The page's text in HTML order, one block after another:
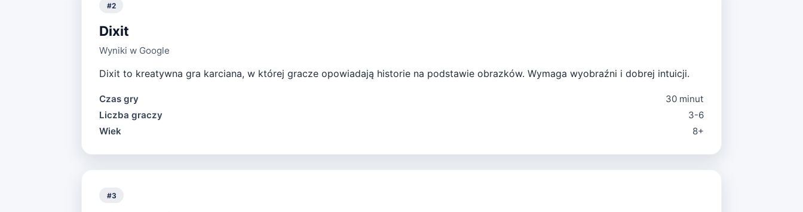
#2
Dixit
Wyniki w Google
Dixit to kreatywna gra karciana, w której gracze opowiadają historie na podstawie obrazków. Wymaga wyobraźni i dobrej intuicji.
Czas gry
30 minut
Liczba graczy
3-6
Wiek
8+
#3